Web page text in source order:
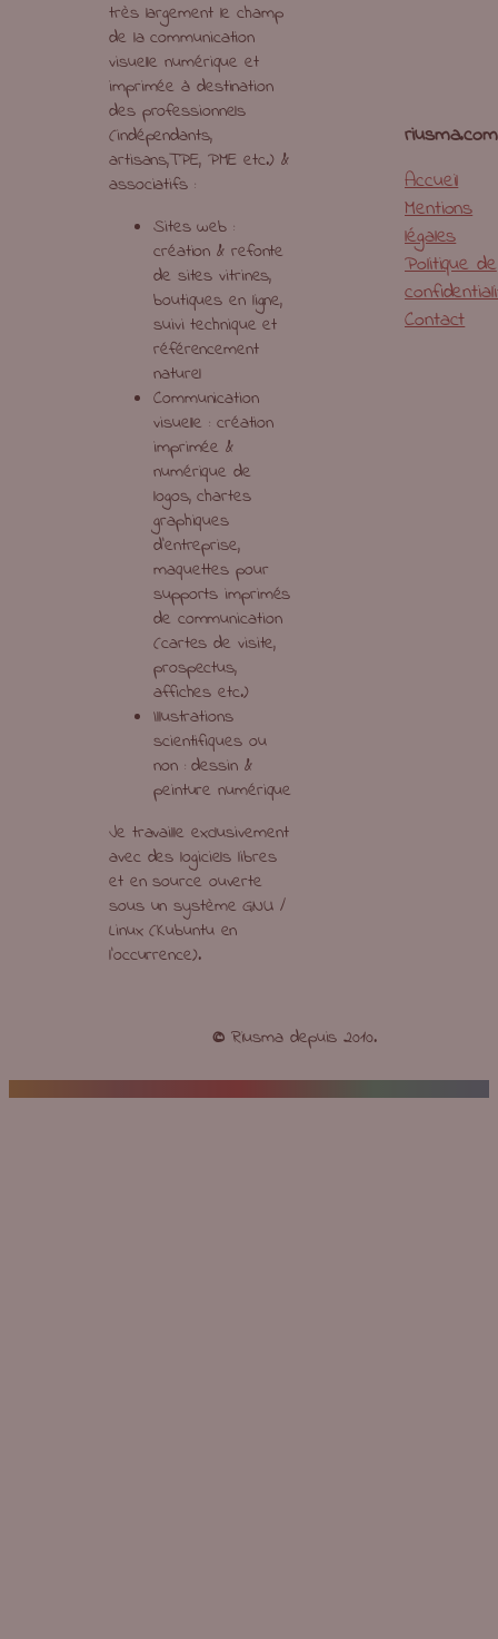
très largement le champ
de la communication
visuelle numérique et
imprimée à destination
des professionnels
(indépendants,
artisans,TPE, PME etc.) &
associatifs :
Sites web :
création & refonte
de sites vitrines,
boutiques en ligne,
suivi technique et
référencement
naturel
Communication
visuelle : création
imprimée &
numérique de
logos, chartes
graphiques
d’entreprise,
maquettes pour
supports imprimés
de communication
(cartes de visite,
prospectus,
affiches etc.)
Illustrations
scientifiques ou
non : dessin &
peinture numérique
Je travaille exclusivement
avec des logiciels libres
et en source ouverte
sous un système GNU /
Linux (Kubuntu en
l’occurrence).
riusma.com
Accueil
Mentions
légales
Politique de
Contact
©Riusma depuis 2010.